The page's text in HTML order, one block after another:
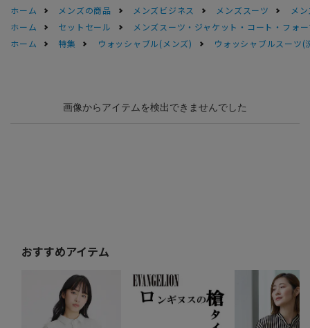
ホーム
メンズの商品 メンズビジネス メンズスーツ
メ
ホーム
セットセール
メンズスーツ・ジャケット・コート・フォ
ホーム
特集 ウォッシャブル(メンズ) ウォッシャブルスーツ(